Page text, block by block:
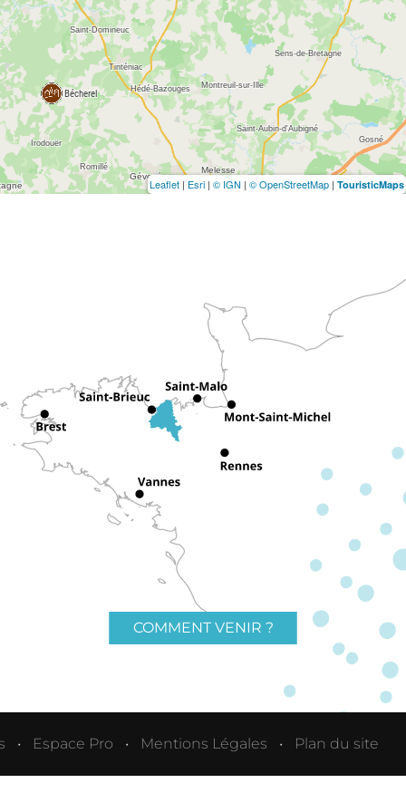
Leaflet | Esri | © IGN | © OpenStreetMap | TouristicMaps
COMMENT VENIR ?
Espace Pro Mentions Légales Plan du site